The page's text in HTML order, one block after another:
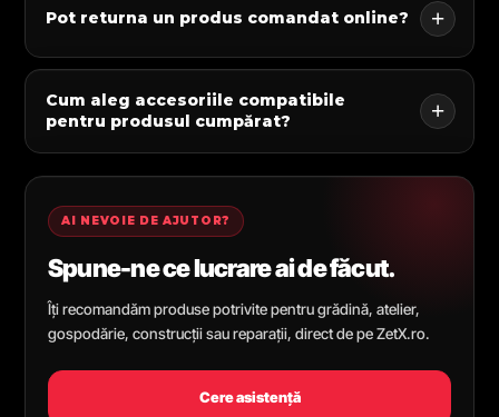
Pot returna un produs comandat online?
Cum aleg accesoriile compatibile
pentru produsul cumpărat?
AI NEVOIE DE AJUTOR?
Spune-ne ce lucrare ai de făcut.
Îți recomandăm produse potrivite pentru grădină, atelier,
gospodărie, construcții sau reparații, direct de pe ZetX.ro.
Cere asistență